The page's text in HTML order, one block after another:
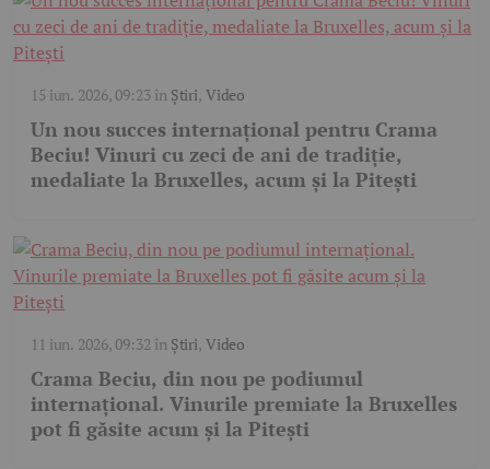
15 iun. 2026, 09:23în Știri, Video
Un nou succes internațional pentru Crama
Beciu! Vinuri cu zeci de ani de tradiție,
medaliate la Bruxelles, acum și la Pitești
11 iun. 2026, 09:32 în Știri, Video
Crama Beciu, din nou pe podiumul
internațional. Vinurile premiate la Bruxelles
pot fi găsite acum și la Pitești